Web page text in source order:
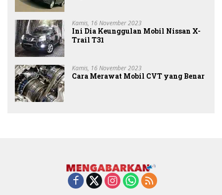
Kamis, 16 November 2023
Ini Dia Keunggulan Mobil Nissan X-
Trail T31
Kamis, 16 November 2023
Cara Merawat Mobil CVT yang Benar